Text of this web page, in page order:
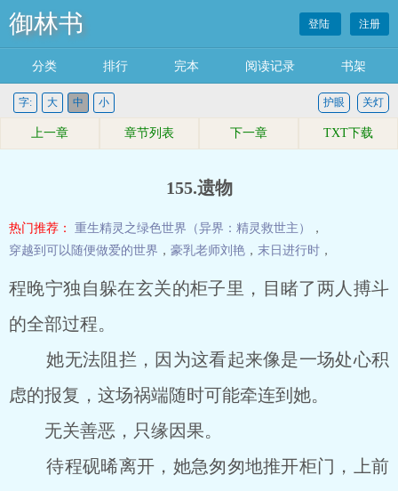
御林书 登陆 注册
分类 排行 完本 阅读记录 书架
字: 大 中 小 关灯
护眼
上一章 章节列表 下一章 TXT下载
155.遗物
热门推荐： 重生精灵之绿色世界（异界：精灵救世主）
，
穿越到可以随便做爱的世界 ， 豪乳老师刘艳 ， 末日进行时 ，
程晚宁独自躲在玄关的柜子里，目睹了两人搏斗
的全部过程。
她无法阻拦，因为这看起来像是一场处心积
虑的报复，这场祸端随时可能牵连到她。
无关善恶，只缘因果。
待程砚晞离开，她急匆匆地推开柜门，上前